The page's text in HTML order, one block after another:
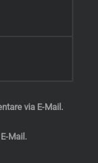
via E-Mail.
Mail.